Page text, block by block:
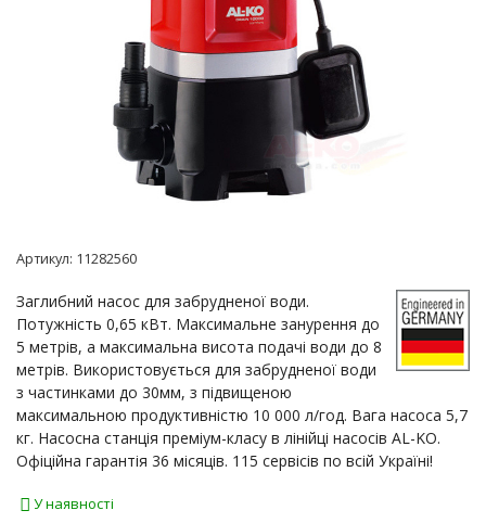
Артикул: 11282560
Заглибний насос для забрудненої води.
Потужність 0,65 кВт. Максимальне занурення до
5 метрів, а максимальна висота подачі води до 8
метрів. Використовується для забрудненої води
з частинками до 30мм, з підвищеною
максимальною продуктивністю 10 000 л/год. Вага насоса 5,7
кг. Насосна станція преміум-класу в лінійці насосів AL-KO.
Офіційна гарантія 36 місяців. 115 сервісів по всій Україні!
У наявності